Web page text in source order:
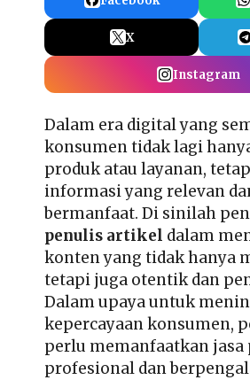
X
Instagram
Dalam era digital yang
konsumen tidak lagi
produk atau layanan,
informasi yang relevan
bermanfaat. Di sinilah
penulis artikel dalam
konten yang tidak hanya
tetapi juga otentik dan
Dalam upaya untuk
kepercayaan konsumen,
perlu memanfaatkan jasa
profesional dan